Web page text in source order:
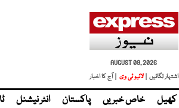
AUGUST 09, 2026
اشتہار لگائیں |
| آج کا اخبار
کھیل خاص خبریں پاکستان انٹر نیشنل